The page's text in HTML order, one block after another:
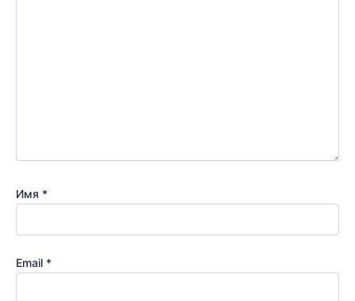
Имя *
Email *